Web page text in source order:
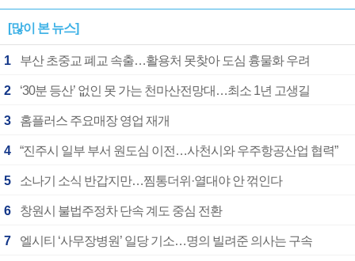
[많이 본 뉴스]
1 부산 초중교 폐교 속출…활용처 못찾아 도심 흉물화 우려
2 ‘30분 등산’ 없인 못 가는 천마산전망대…최소 1년 고생길
3 홈플러스 주요매장 영업 재개
4 “진주시 일부 부서 원도심 이전…사천시와 우주항공산업 협력”
5 소나기 소식 반갑지만…찜통더위·열대야 안 꺾인다
6 창원시 불법주정차 단속 계도 중심 전환
7 엘시티 ‘사무장병원’ 일당 기소…명의 빌려준 의사는 구속